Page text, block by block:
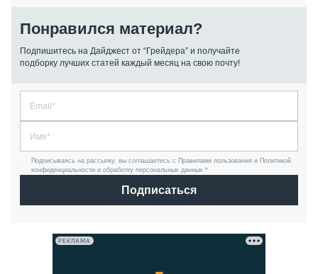
Понравился материал?
Подпишитесь на Дайджест от “Грейдера” и получайте
подборку лучших статей каждый месяц на свою почту!
Подписываясь на рассылку, вы соглашаетесь с Правилами пользования и Политикой
конфиденциальности и обработку персональных данных *
Подписаться
РЕКЛАМА